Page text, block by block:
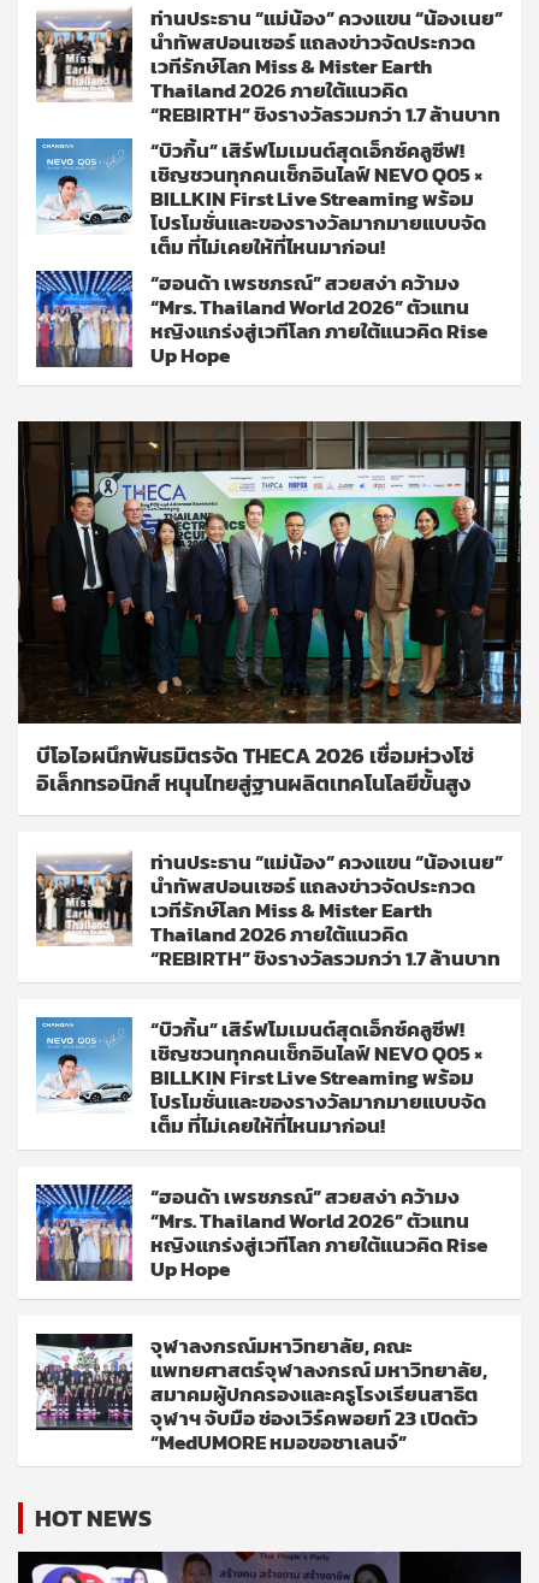
ท่านประธาน “แม่น้อง” ควงแขน “น้องเนย”
นำทัพสปอนเซอร์ แถลงข่าวจัดประกวด
เวทีรักษ์โลก Miss & Mister Earth
Thailand 2026 ภายใต้แนวคิด
“REBIRTH” ชิงรางวัลรวมกว่า 1.7 ล้านบาท
“บิวกิ้น” เสิร์ฟโมเมนต์สุดเอ็กซ์คลูซีฟ!
เชิญชวนทุกคนเช็กอินไลฟ์ NEVO Q05 ×
BILLKIN First Live Streaming พร้อม
โปรโมชั่นและของรางวัลมากมายแบบจัด
เต็ม ที่ไม่เคยให้ที่ไหนมาก่อน!
“ฮอนด้า เพรชภรณ์” สวยสง่า คว้ามง
“Mrs. Thailand World 2026” ตัวแทน
หญิงแกร่งสู่เวทีโลก ภายใต้แนวคิด Rise
Up Hope
บีโอไอผนึกพันธมิตรจัด THECA 2026 เชื่อมห่วงโซ่
อิเล็กทรอนิกส์ หนุนไทยสู่ฐานผลิตเทคโนโลยีขั้นสูง
ท่านประธาน “แม่น้อง” ควงแขน “น้องเนย”
นำทัพสปอนเซอร์ แถลงข่าวจัดประกวด
เวทีรักษ์โลก Miss & Mister Earth
Thailand 2026 ภายใต้แนวคิด
“REBIRTH” ชิงรางวัลรวมกว่า 1.7 ล้านบาท
“บิวกิ้น” เสิร์ฟโมเมนต์สุดเอ็กซ์คลูซีฟ!
เชิญชวนทุกคนเช็กอินไลฟ์ NEVO Q05 ×
BILLKIN First Live Streaming พร้อม
โปรโมชั่นและของรางวัลมากมายแบบจัด
เต็ม ที่ไม่เคยให้ที่ไหนมาก่อน!
“ฮอนด้า เพรชภรณ์” สวยสง่า คว้ามง
“Mrs. Thailand World 2026” ตัวแทน
หญิงแกร่งสู่เวทีโลก ภายใต้แนวคิด Rise
Up Hope
จุฬาลงกรณ์มหาวิทยาลัย, คณะ
แพทยศาสตร์จุฬาลงกรณ์ มหาวิทยาลัย,
สมาคมผู้ปกครองและครูโรงเรียนสาธิต
จุฬาฯ จับมือ ช่องเวิร์คพอยท์ 23 เปิดตัว
“MedUMORE หมอขอชาเลนจ์”
HOT NEWS